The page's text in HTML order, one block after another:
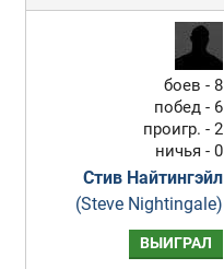
боев - 8
побед - 6
проигр. - 2
ничья - 0
Стив Найтингэйл
(Steve Nightingale)
ВЫИГРАЛ